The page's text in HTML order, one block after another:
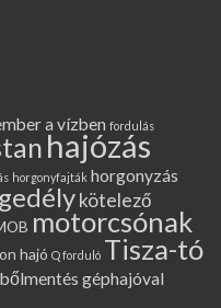
a vízben fordulás
hajózás
horgonyfajták horgonyzás
kötelező
motorcsónak
hajó Q forduló Tisza-tó
géphajóval